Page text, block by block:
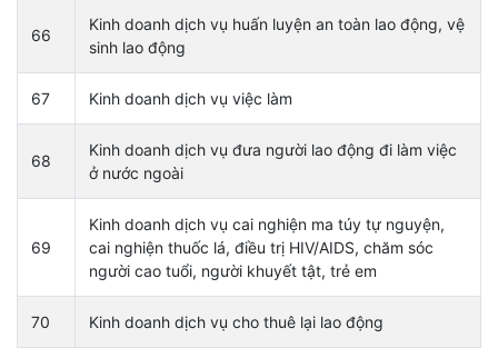
66
Kinh doanh dịch vụ huấn luyện an toàn lao động, vệ
sinh lao động
67 Kinh doanh dịch vụ việc làm
68
Kinh doanh dịch vụ đưa người lao động đi làm việc
ở nước ngoài
69
Kinh doanh dịch vụ cai nghiện ma túy tự nguyện,
cai nghiện thuốc lá, điều trị HIV/AIDS, chăm sóc
người cao tuổi, người khuyết tật, trẻ em
70 Kinh doanh dịch vụ cho thuê lại lao động